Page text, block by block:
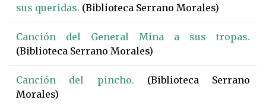
sus queridas. (Biblioteca Serrano Morales)
Canción del General Mina a sus tropas.
(Biblioteca Serrano Morales)
Canción del pincho. (Biblioteca Serrano
Morales)